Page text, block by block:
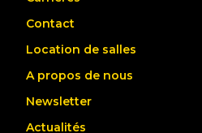
Contact
Location de salles
A propos de nous
Newsletter
Actualités